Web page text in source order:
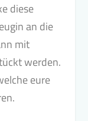
diese
an die
mit
werden.
eure